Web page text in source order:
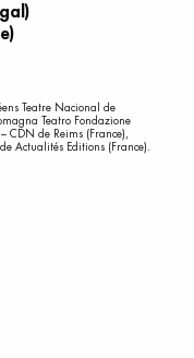
Teatre Nacional de
Teatro Fondazione
CDN de Reims (France),
Actualités Editions (France).